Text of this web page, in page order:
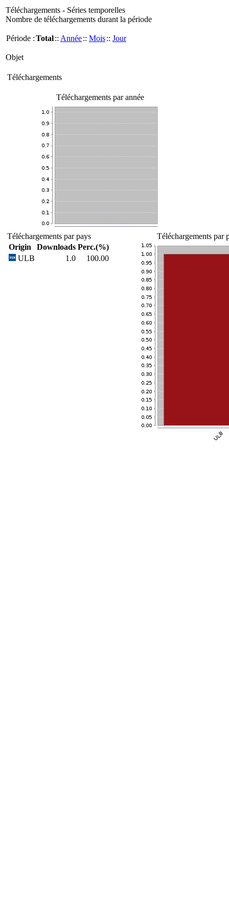
Téléchargements - Séries temporelles
Nombre de téléchargements durant la période
Période :Total:: Année:: Mois:: Jour
Objet
Téléchargements
Téléchargements par année
Téléchargements par pays
Origin
Downloads Perc.(%)
ULB
1.0 100.00
Téléchargements par